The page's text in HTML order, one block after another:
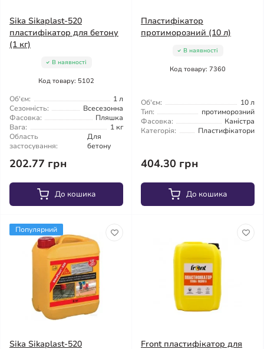
Sika Sikaplast-520
пластифікатор для бетону
(1 кг)
В наявності
Код товару: 5102
Об'єм:
1 л
Сезонність:
Всесезонна
Фасовка:
Пляшка
Вага:
1 кг
Область
застосування:
Для
бетону
202.77 грн
До кошика
Пластифікатор
протиморозний (10 л)
В наявності
Код товару: 7360
Об'єм:
10 л
Тип:
протиморозний
Фасовка:
Каністра
Категорія:
Пластифікатори
404.30 грн
До кошика
Популярний
Sika Sikaplast-520
Front пластифікатор для